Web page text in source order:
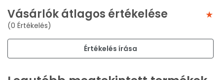
Vásárlók átlagos értékelése
(0 Értékelés)
Értékelés írása